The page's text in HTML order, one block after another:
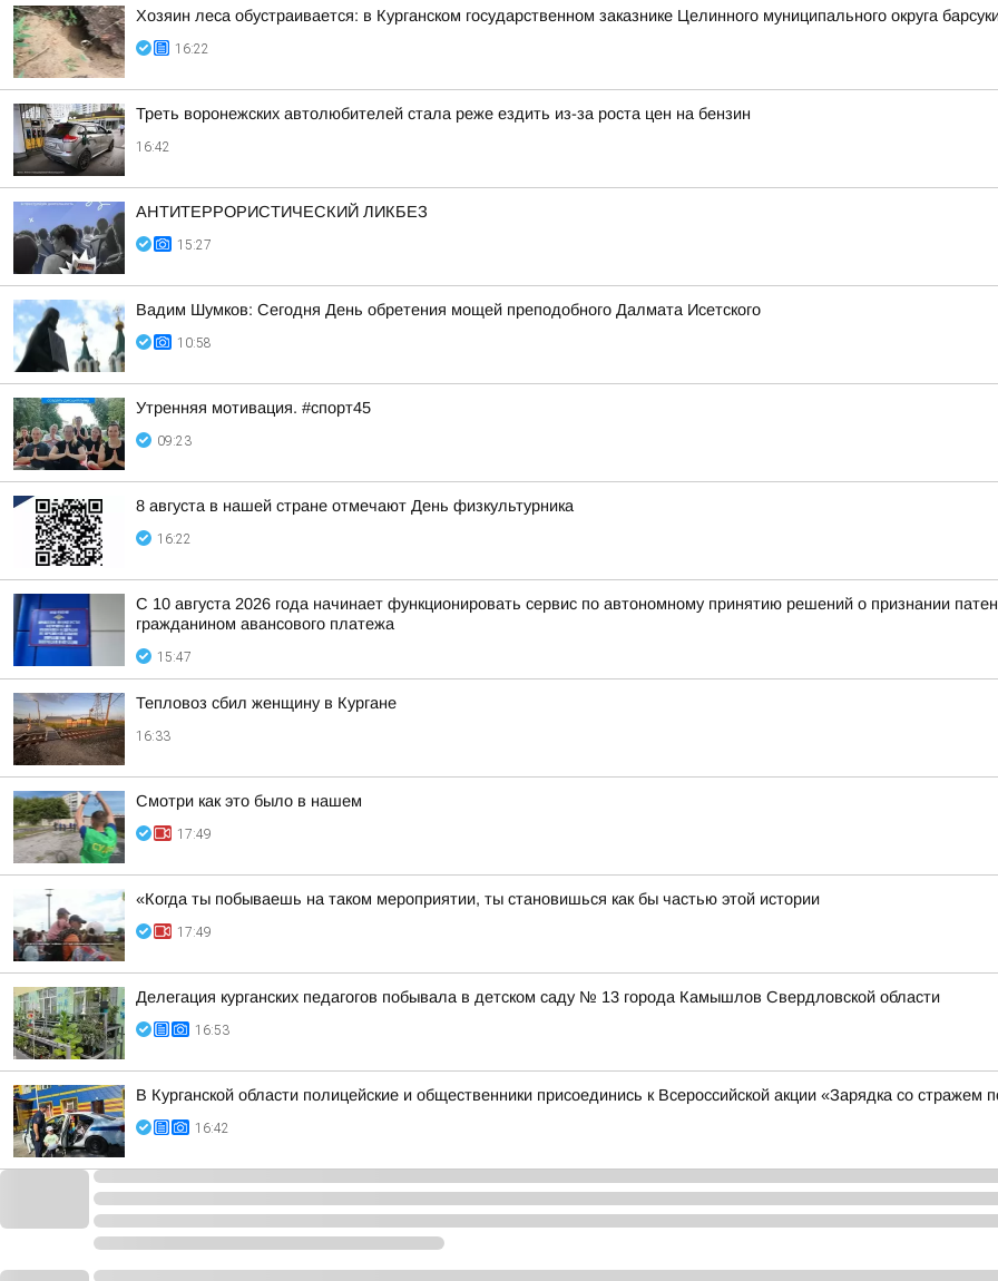
Хозяин леса обустраивается: в Курганском государственном заказнике Целинного муниципального округа
16:22
Треть воронежских автолюбителей стала реже ездить из-за роста цен на бензин
16:42
АНТИТЕРРОРИСТИЧЕСКИЙ ЛИКБЕЗ
15:27
Вадим Шумков: Сегодня День обретения мощей преподобного Далмата Исетского
10:58
Утренняя мотивация. #спорт45
09:23
8 августа в нашей стране отмечают День физкультурника
16:22
С 10 августа 2026 года начинает функционировать сервис по автономному принятию решений о признании
гражданином авансового платежа
15:47
Тепловоз сбил женщину в Кургане
16:33
Смотри как это было в нашем
17:49
«Когда ты побываешь на таком мероприятии, ты становишься как бы частью этой истории
17:49
Делегация курганских педагогов побывала в детском саду № 13 города Камышлов Свердловской области
16:53
В Курганской области полицейские и общественники присоединись к Всероссийской акции «Зарядка со стражем
16:42